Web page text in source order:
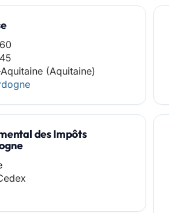
(Aquitaine)
des Impôts